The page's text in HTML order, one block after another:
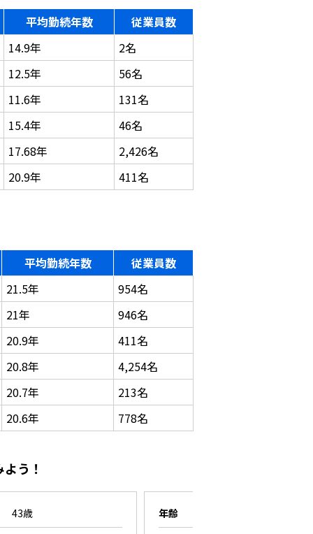
平均勤続年数
従業員数
14.9年
2名
12.5年
56名
11.6年
131名
15.4年
46名
17.68年
2,426名
20.9年
411名
平均勤続年数
従業員数
21.5年
954名
21年
946名
20.9年
411名
20.8年
4,254名
20.7年
213名
20.6年
778名
う！
43歳 年齢